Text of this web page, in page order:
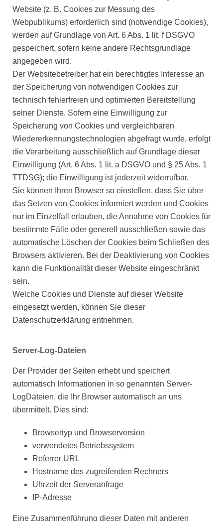
Website (z. B. Cookies zur Messung des
Webpublikums) erforderlich sind (notwendige Cookies),
werden auf Grundlage von Art. 6 Abs. 1 lit. f DSGVO
gespeichert, sofern keine andere Rechtsgrundlage
angegeben wird.
Der Websitebetreiber hat ein berechtigtes Interesse an
der Speicherung von notwendigen Cookies zur
technisch fehlerfreien und optimierten Bereitstellung
seiner Dienste. Sofern eine Einwilligung zur
Speicherung von Cookies und vergleichbaren
Wiedererkennungstechnologien abgefragt wurde, erfolgt
die Verarbeitung ausschließlich auf Grundlage dieser
Einwilligung (Art. 6 Abs. 1 lit. a DSGVO und § 25 Abs. 1
TTDSG); die Einwilligung ist jederzeit widerrufbar.
Sie können Ihren Browser so einstellen, dass Sie über
das Setzen von Cookies informiert werden und Cookies
nur im Einzelfall erlauben, die Annahme von Cookies für
bestimmte Fälle oder generell ausschließen sowie das
automatische Löschen der Cookies beim Schließen des
Browsers aktivieren. Bei der Deaktivierung von Cookies
kann die Funktionalität dieser Website eingeschränkt
sein.
Welche Cookies und Dienste auf dieser Website
eingesetzt werden, können Sie dieser
Datenschutzerklärung entnehmen.
Server-Log-Dateien
Der Provider der Seiten erhebt und speichert
automatisch Informationen in so genannten Server-
LogDateien, die Ihr Browser automatisch an uns
übermittelt. Dies sind:
Browsertyp und Browserversion
verwendetes Betriebssystem
Referrer URL
Hostname des zugreifenden Rechners
Uhrzeit der Serveranfrage
IP-Adresse
Eine Zusammenführung dieser Daten mit anderen